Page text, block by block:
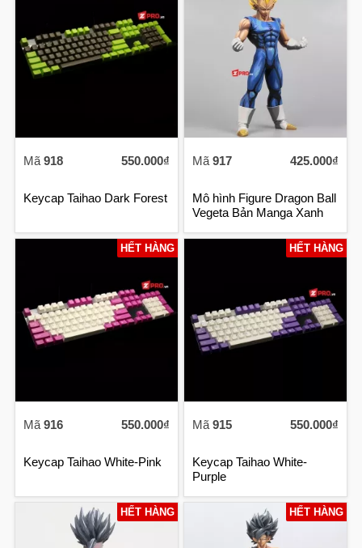
Mã 918 550.000₫
Keycap Taihao Dark Forest
Mã 917 425.000₫
Mô hình Figure Dragon Ball
Vegeta Bản Manga Xanh
HẾT HÀNG
Mã 916 550.000₫
Keycap Taihao White-Pink
HẾT HÀNG
Mã 915 550.000₫
Keycap Taihao White-
Purple
HẾT HÀNG HẾT HÀNG